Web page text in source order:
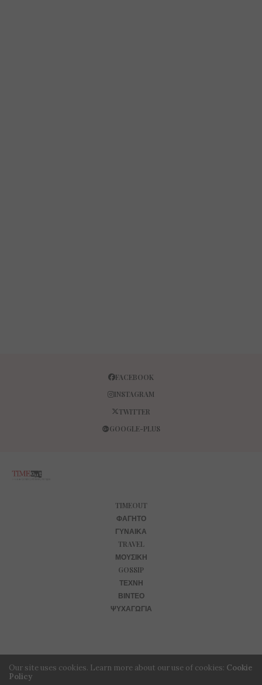
FACEBOOK
INSTAGRAM
TWITTER
GOOGLE-PLUS
TIMEOUT
ΦΑΓΗΤΌ
ΓΥΝΑΊΚΑ
TRAVEL
ΜΟΥΣΙΚΉ
GOSSIP
ΤΈΧΝΗ
ΒΊΝΤΕΟ
ΨΥΧΑΓΩΓΊΑ
Our site uses cookies. Learn more about our use of cookies: Cookie
Policy